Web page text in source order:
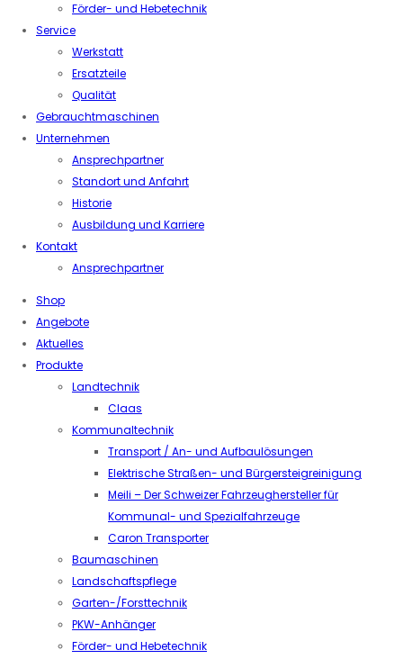
Förder- und Hebetechnik
Service
Werkstatt
Ersatzteile
Qualität
Gebrauchtmaschinen
Unternehmen
Ansprechpartner
Standort und Anfahrt
Historie
Ausbildung und Karriere
Kontakt
Ansprechpartner
Shop
Angebote
Aktuelles
Produkte
Landtechnik
Claas
Kommunaltechnik
Transport / An- und Aufbaulösungen
Elektrische Straßen- und Bürgersteigreinigung
Meili – Der Schweizer Fahrzeughersteller für
Kommunal- und Spezialfahrzeuge
Caron Transporter
Baumaschinen
Landschaftspflege
Garten-/Forsttechnik
PKW-Anhänger
Förder- und Hebetechnik